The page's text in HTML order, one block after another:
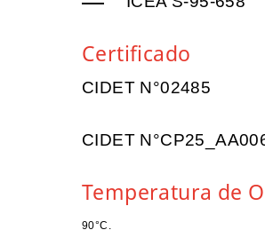
Certificado
CIDET N°02485
CIDET
Temperatura de
90°C.